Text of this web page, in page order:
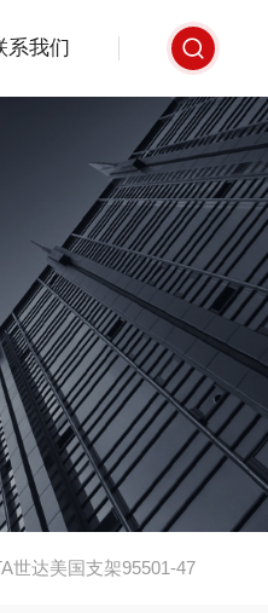
系我们
世达美国支架95501-47